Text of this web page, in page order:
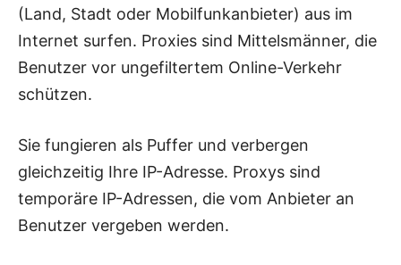
(Land, Stadt oder Mobilfunkanbieter) aus im
Internet surfen. Proxies sind Mittelsmänner, die
Benutzer vor ungefiltertem Online-Verkehr
schützen.
Sie fungieren als Puffer und verbergen
gleichzeitig Ihre IP-Adresse. Proxys sind
temporäre IP-Adressen, die vom Anbieter an
Benutzer vergeben werden.